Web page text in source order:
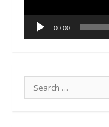
00:00
Search
for: